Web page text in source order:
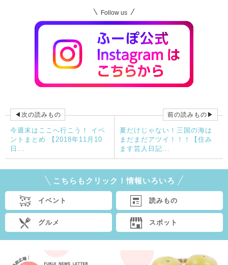
Follow us
◀次の読みもの
今週末はここへ行こう！ イベ
ントまとめ 【2018年11月10
日...
前の読みもの▶
夏だけじゃない！三国の海は
まだまだアツイ！！！【住み
ます芸人日記...
こちらもクリック！情報いろいろ
イベント 読みもの
グルメ スポット